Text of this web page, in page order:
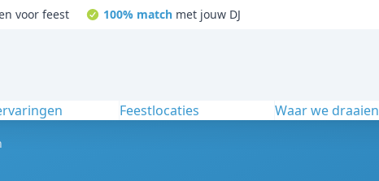
voor feest 100% matchmet jouw DJ
Feestlocaties Waar we draaien